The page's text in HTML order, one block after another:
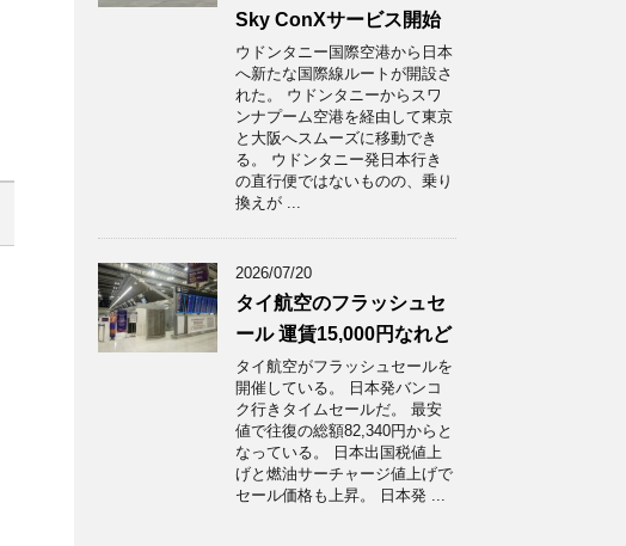
Sky ConXサービス開始
ウドンタニー国際空港から日本
へ新たな国際線ルートが開設さ
れた。 ウドンタニーからスワ
ンナプーム空港を経由して東京
と大阪へスムーズに移動でき
る。 ウドンタニー発日本行き
の直行便ではないものの、乗り
換えが ...
2026/07/20
タイ航空のフラッシュセ
ール 運賃15,000円なれど
タイ航空がフラッシュセールを
開催している。 日本発バンコ
ク行きタイムセールだ。 最安
値で往復の総額82,340円からと
なっている。 日本出国税値上
げと燃油サーチャージ値上げで
セール価格も上昇。 日本発 ...